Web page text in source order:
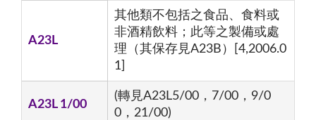
A23L
其他類不包括之食品、食料或
非酒精飲料；此等之製備或處
理（其保存見A23B）[4,2006.0
1]
A23L 1/00
(轉見A23L5/00，7/00，9/0
0，21/00)